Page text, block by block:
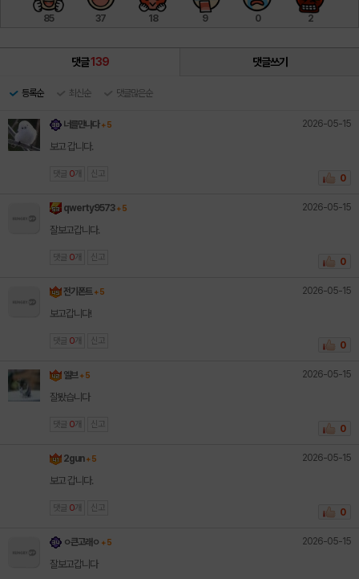
85 37 18 9 0 2
댓글139 댓글쓰기
등록순 최신순 댓글많은순
너를만나다 + 5 2026-05-15
보고 갑니다.
댓글 0 개 신고 0
qwerty9573 + 5 2026-05-15
잘보고갑니다.
댓글 0 개 신고 0
전기폰트 + 5 2026-05-15
보고갑니다!
댓글 0 개 신고 0
엘브 + 5 2026-05-15
잘봤습니다
댓글 0 개 신고 0
2gun + 5 2026-05-15
보고 갑니다.
댓글 0 개 신고 0
ㅇ큰고래ㅇ + 5 2026-05-15
잘보고갑니다